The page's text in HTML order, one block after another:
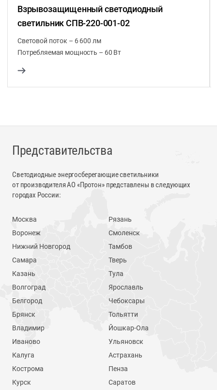
Взрывозащищенный светодиодный
светильник СПВ-220-001-02
Световой поток – 6 600 лм
Потребляемая мощность – 60 Вт
Представительства
Светодиодные энергосберегающие светильники
от производителя АО «Протон» представлены в следующих
городах России:
Москва
Воронеж
Нижний Новгород
Самара
Казань
Волгоград
Белгород
Брянск
Владимир
Иваново
Калуга
Кострома
Курск
Рязань
Смоленск
Тамбов
Тверь
Тула
Ярославль
Чебоксары
Тольятти
Йошкар-Ола
Ульяновск
Астрахань
Пенза
Саратов